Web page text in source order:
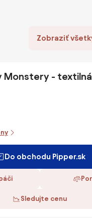
Zobraziť
Monstery - textilná
Do obchodu Pipper.sk
Sledujte cenu